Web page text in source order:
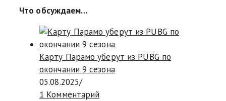
Что обсуждаем…
Карту Парамо уберут из PUBG по
окончании 9 сезона
05.08.2025/
1 Комментарий